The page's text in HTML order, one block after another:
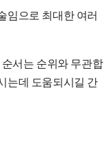
임으로 최대한 여러
서는 순위와 무관합
는데 도움되시길 간